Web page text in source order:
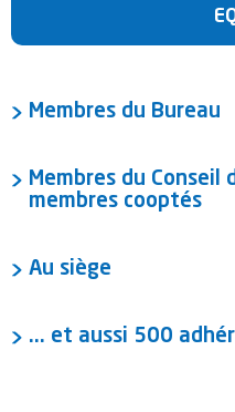
Membres du Bureau
Membres du
membres cooptés
Au siège
... et aussi 500